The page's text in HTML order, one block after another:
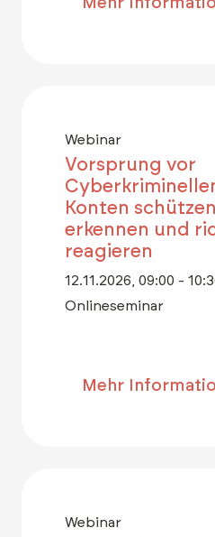
Webinar
Vorsprung vor
Konten
erkennen und
reagieren
12.11.2026, 09:00 -
Onlineseminar
Mehr
Webinar